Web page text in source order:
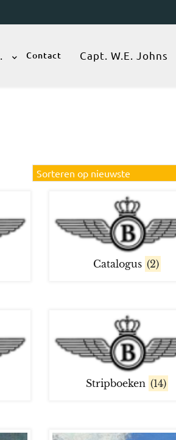
Contact Capt. W.E. Johns
Catalogus (2)
Stripboeken (14)